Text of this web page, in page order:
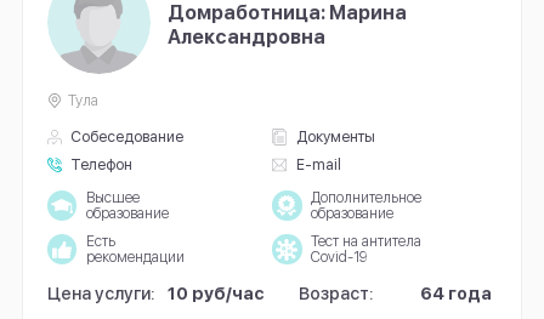
Домработница: Марина
Александровна
Собеседование
Документы
Телефон
E-mail
Тула
Высшее
образование
Дополнительное
образование
Есть
рекомендации
Тест на антитела
Covid-19
Цена услуги: 10 руб/час Возраст: 64 года